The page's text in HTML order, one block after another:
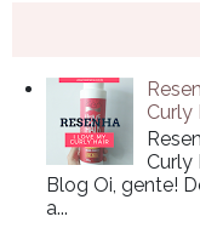
Curly
Curly
Blog Oi, gente!
a...